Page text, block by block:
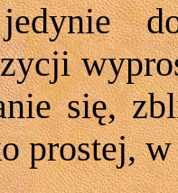
się,
prostej,